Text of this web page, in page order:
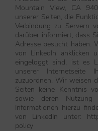
Mountain View, CA
unserer Seiten, die
Verbindung zu Servern
darüber informiert, dass
Adresse besucht haben.
von LinkedIn anklicken
eingeloggt sind, ist es
unserer Internetseite
zuzuordnen. Wir weisen
Seiten keine Kenntnis
sowie deren Nutzung
Informationen hierzu
von LinkedIn unter:
policy